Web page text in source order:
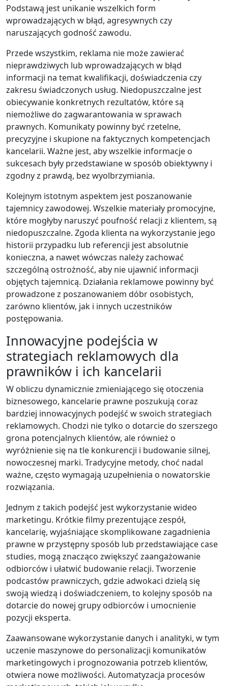
Podstawą jest unikanie wszelkich form
wprowadzających w błąd, agresywnych czy
naruszających godność zawodu.
Przede wszystkim, reklama nie może zawierać
nieprawdziwych lub wprowadzających w błąd
informacji na temat kwalifikacji, doświadczenia czy
zakresu świadczonych usług. Niedopuszczalne jest
obiecywanie konkretnych rezultatów, które są
niemożliwe do zagwarantowania w sprawach
prawnych. Komunikaty powinny być rzetelne,
precyzyjne i skupione na faktycznych kompetencjach
kancelarii. Ważne jest, aby wszelkie informacje o
sukcesach były przedstawiane w sposób obiektywny i
zgodny z prawdą, bez wyolbrzymiania.
Kolejnym istotnym aspektem jest poszanowanie
tajemnicy zawodowej. Wszelkie materiały promocyjne,
które mogłyby naruszyć poufność relacji z klientem, są
niedopuszczalne. Zgoda klienta na wykorzystanie jego
historii przypadku lub referencji jest absolutnie
konieczna, a nawet wówczas należy zachować
szczególną ostrożność, aby nie ujawnić informacji
objętych tajemnicą. Działania reklamowe powinny być
prowadzone z poszanowaniem dóbr osobistych,
zarówno klientów, jak i innych uczestników
postępowania.
Innowacyjne podejścia w
strategiach reklamowych dla
prawników i ich kancelarii
W obliczu dynamicznie zmieniającego się otoczenia
biznesowego, kancelarie prawne poszukują coraz
bardziej innowacyjnych podejść w swoich strategiach
reklamowych. Chodzi nie tylko o dotarcie do szerszego
grona potencjalnych klientów, ale również o
wyróżnienie się na tle konkurencji i budowanie silnej,
nowoczesnej marki. Tradycyjne metody, choć nadal
ważne, często wymagają uzupełnienia o nowatorskie
rozwiązania.
Jednym z takich podejść jest wykorzystanie wideo
marketingu. Krótkie filmy prezentujące zespół,
kancelarię, wyjaśniające skomplikowane zagadnienia
prawne w przystępny sposób lub przedstawiające case
studies, mogą znacząco zwiększyć zaangażowanie
odbiorców i ułatwić budowanie relacji. Tworzenie
podcastów prawniczych, gdzie adwokaci dzielą się
swoją wiedzą i doświadczeniem, to kolejny sposób na
dotarcie do nowej grupy odbiorców i umocnienie
pozycji eksperta.
Zaawansowane wykorzystanie danych i analityki, w tym
uczenie maszynowe do personalizacji komunikatów
marketingowych i prognozowania potrzeb klientów,
otwiera nowe możliwości. Automatyzacja procesów